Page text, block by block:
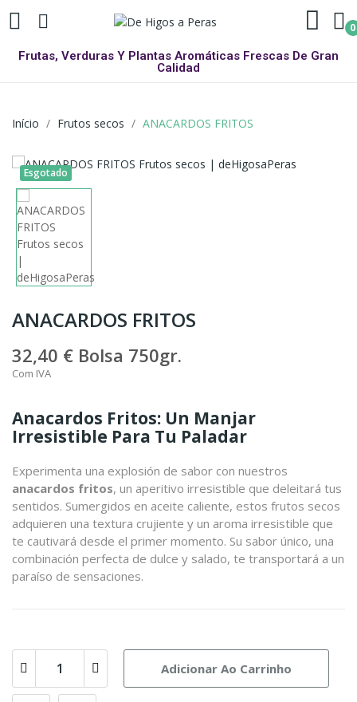
0
Frutas, Verduras Y Plantas Aromáticas Frescas De Gran
Calidad
Início Frutos secos ANACARDOS FRITOS
Esgotado
ANACARDOS FRITOS
32,40 € Bolsa 750gr.
Com IVA
Anacardos Fritos: Un Manjar
Irresistible Para Tu Paladar
Experimenta una explosión de sabor con nuestros
anacardos fritos, un aperitivo irresistible que deleitará tus
sentidos. Sumergidos en aceite caliente, estos frutos secos
adquieren una textura crujiente y un aroma irresistible que
te cautivará desde el primer momento. Su sabor único, una
combinación perfecta de dulce y salado, te transportará a un
paraíso de sensaciones.
Adicionar Ao Carrinho